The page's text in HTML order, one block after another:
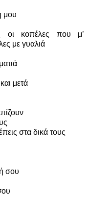
μου
οι κοπέλες που μ’
με γυαλιά
μετά
στα δικά τους
σου